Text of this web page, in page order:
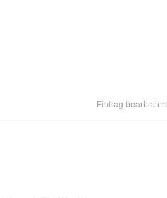
Eintrag bearbeiten